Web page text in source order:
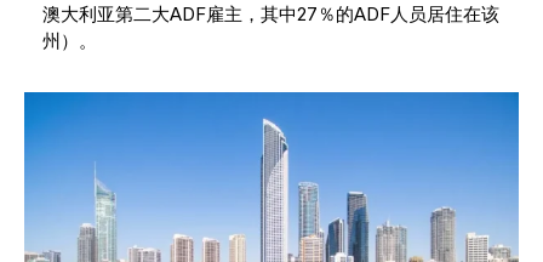
澳大利亚第二大ADF雇主，其中27％的ADF人员居住在该
州）。